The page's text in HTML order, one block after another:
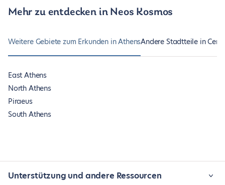
Mehr zu entdecken in Neos Kosmos
Weitere Gebiete zum Erkunden in AthensAndere Stadtteile in
East Athens
North Athens
Piraeus
South Athens
Unterstützung und andere Ressourcen